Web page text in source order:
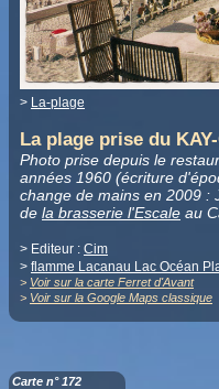
> La-plage
La plage prise du
Photo prise depuis le
années 1960 (écriture
change de mains en 2009 :
de la brasserie l'Escale au
> Editeur : Cim
> flamme Lacanau Lac Océan
> Voir sur la carte Ferret d'Avant
> Voir sur la Google Maps classique
Carte n° 172